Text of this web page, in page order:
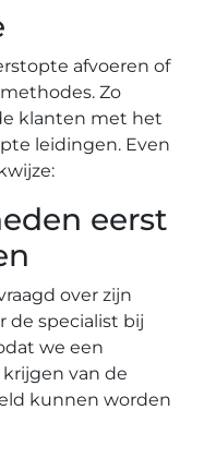
afvoeren of
Zo
klanten met het
leidingen. Even
eerst
over zijn
de specialist bij
we een
van de
kunnen worden